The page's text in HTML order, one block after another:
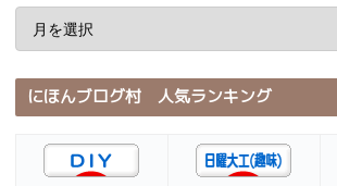
にほんブログ村 人気ランキング